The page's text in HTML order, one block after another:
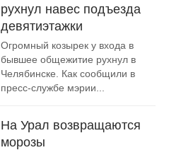
рухнул навес подъезда
девятиэтажки
Огромный козырек у входа в
бывшее общежитие рухнул в
Челябинске. Как сообщили в
пресс-службе мэрии...
На Урал возвращаются
морозы